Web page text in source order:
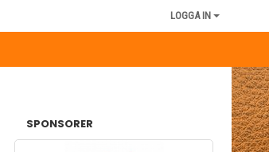
LOGGA IN
SPONSORER